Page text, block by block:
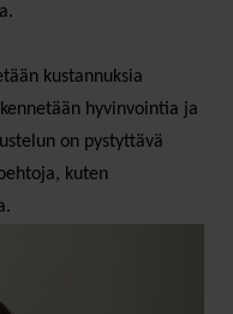
kustannuksia
hyvinvointia ja
on pystyttävä
kuten